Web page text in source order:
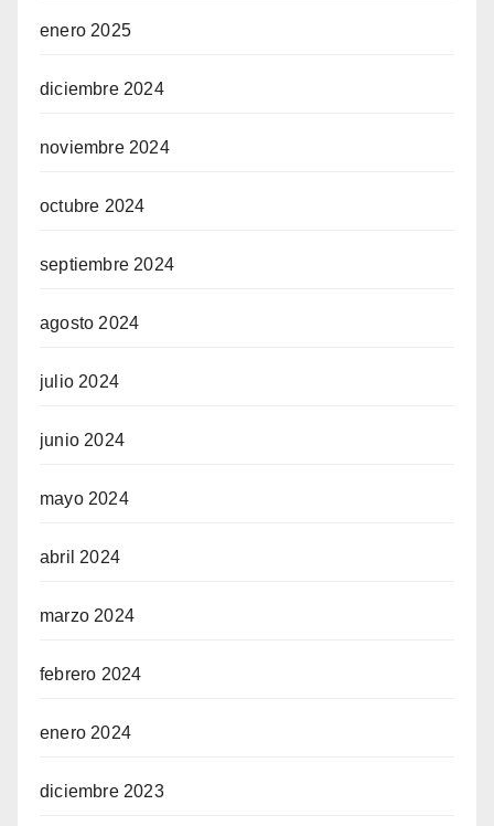
enero 2025
diciembre 2024
noviembre 2024
octubre 2024
septiembre 2024
agosto 2024
julio 2024
junio 2024
mayo 2024
abril 2024
marzo 2024
febrero 2024
enero 2024
diciembre 2023